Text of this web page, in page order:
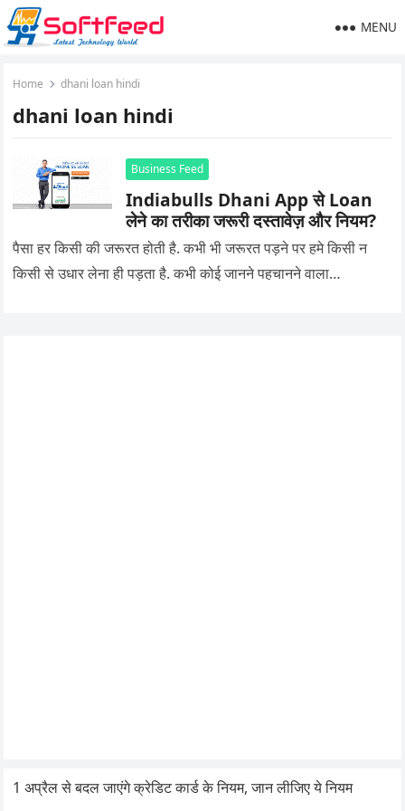
MENU
Home dhani loan hindi
dhani loan hindi
Business Feed
Indiabulls Dhani App से Loan
लेने का तरीका जरूरी दस्तावेज़ और नियम?
पैसा हर किसी की जरूरत होती है. कभी भी जरूरत पड़ने पर हमे किसी न
किसी से उधार लेना ही पड़ता है. कभी कोई जानने पहचानने वाला…
1 अप्रैल से बदल जाएंगे क्रेडिट कार्ड के नियम, जान लीजिए ये नियम